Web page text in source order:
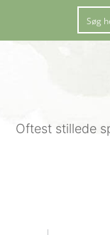
Oftest stillede